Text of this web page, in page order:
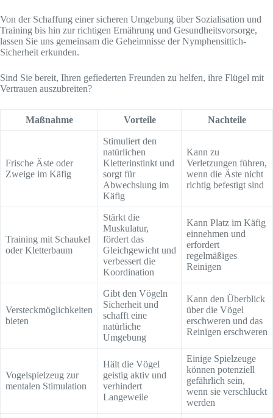
Von der Schaffung einer sicheren Umgebung über Sozialisation und
Training bis hin zur richtigen Ernährung und Gesundheitsvorsorge,
lassen Sie uns gemeinsam die Geheimnisse der Nymphensittich-
Sicherheit erkunden.
Sind Sie bereit, Ihren gefiederten Freunden zu helfen, ihre Flügel mit
Vertrauen auszubreiten?
Maßnahme Vorteile Nachteile
Frische Äste oder
Zweige im Käfig
Stimuliert den
natürlichen
Kletterinstinkt und
sorgt für
Abwechslung im
Käfig
Kann zu
Verletzungen führen,
wenn die Äste nicht
richtig befestigt sind
Training mit Schaukel
oder Kletterbaum
Stärkt die
Muskulatur,
fördert das
Gleichgewicht und
verbessert die
Koordination
Kann Platz im Käfig
einnehmen und
erfordert
regelmäßiges
Reinigen
Versteckmöglichkeiten
bieten
Gibt den Vögeln
Sicherheit und
schafft eine
natürliche
Umgebung
Kann den Überblick
über die Vögel
erschweren und das
Reinigen erschweren
Vogelspielzeug zur
mentalen Stimulation
Hält die Vögel
geistig aktiv und
verhindert
Langeweile
Einige Spielzeuge
können potenziell
gefährlich sein,
wenn sie verschluckt
werden